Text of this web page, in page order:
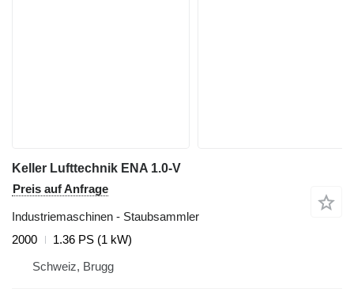
Keller Lufttechnik ENA 1.0-V
Preis auf Anfrage
Industriemaschinen - Staubsammler
2000
1.36 PS (1 kW)
Schweiz, Brugg